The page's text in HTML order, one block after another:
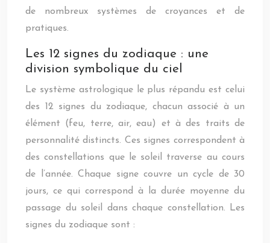
de nombreux systèmes de croyances et de
pratiques.
Les 12 signes du zodiaque : une
division symbolique du ciel
Le système astrologique le plus répandu est celui
des 12 signes du zodiaque, chacun associé à un
élément (feu, terre, air, eau) et à des traits de
personnalité distincts. Ces signes correspondent à
des constellations que le soleil traverse au cours
de l’année. Chaque signe couvre un cycle de 30
jours, ce qui correspond à la durée moyenne du
passage du soleil dans chaque constellation. Les
signes du zodiaque sont :